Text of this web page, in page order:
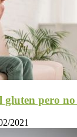
gluten pero no
2021